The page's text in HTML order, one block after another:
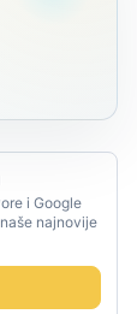
i Google
najnovije